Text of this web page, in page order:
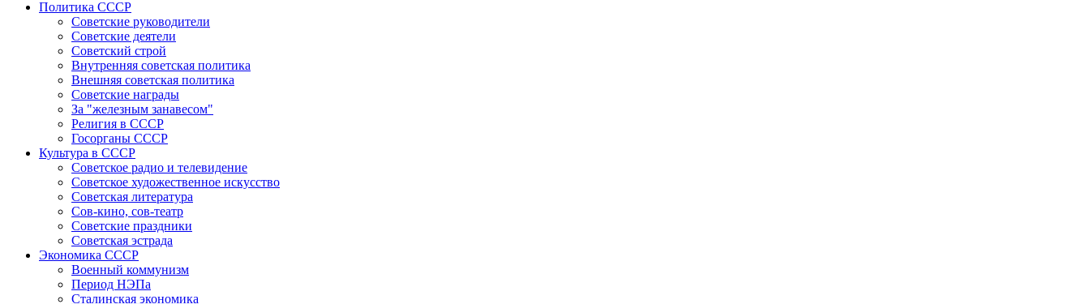
Политика СССР
Советские руководители
Советские деятели
Советский строй
Внутренняя советская политика
Внешняя советская политика
Советские награды
За "железным занавесом"
Религия в СССР
Госорганы СССР
Культура в СССР
Советское радио и телевидение
Советское художественное искусство
Советская литература
Сов-кино, сов-театр
Советские праздники
Советская эстрада
Экономика СССР
Военный коммунизм
Период НЭПа
Сталинская экономика